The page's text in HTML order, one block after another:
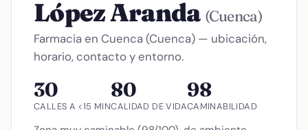
López Aranda (Cuenca)
Farmacia en Cuenca (Cuenca) — ubicación,
horario, contacto y entorno.
30
CALLES A <15 MIN
80
CALIDAD DE VIDA
98
CAMINABILIDAD